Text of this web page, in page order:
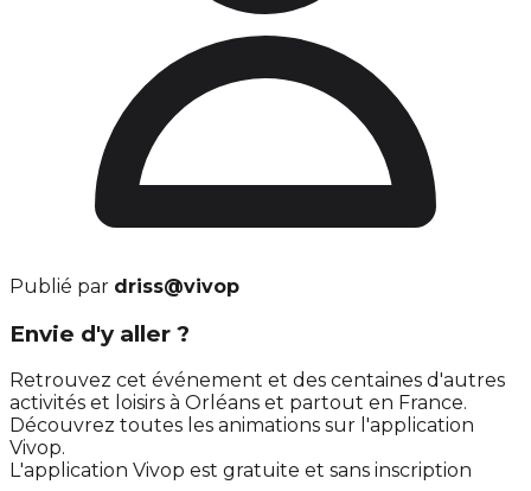
Publié par driss@vivop
Envie d'y aller ?
Retrouvez cet événement et des centaines d'autres
activités et loisirs à Orléans et partout en France.
Découvrez toutes les animations sur l'application
Vivop.
L'application Vivop est gratuite et sans inscription